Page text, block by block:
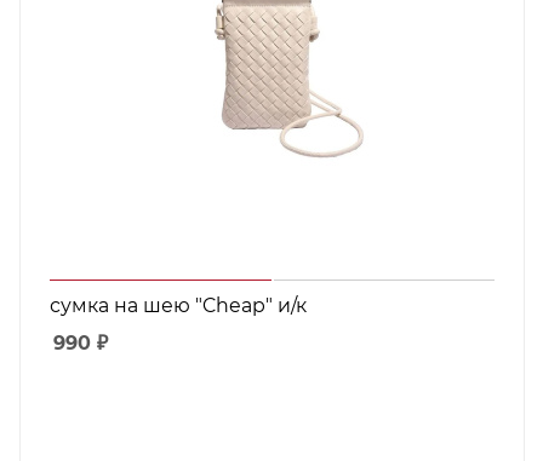
сумка на шею "Cheap" и/к
990 ₽